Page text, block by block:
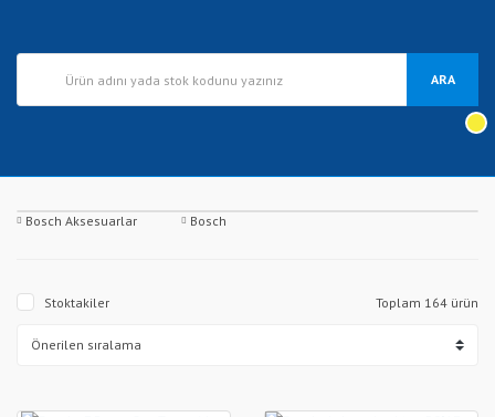
ARA
Bosch Aksesuarlar Bosch
Stoktakiler Toplam 164 ürün